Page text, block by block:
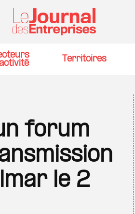
Territoires
forum
le 2